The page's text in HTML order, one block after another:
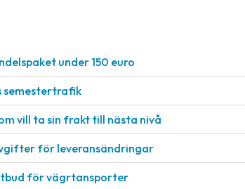
under 150 euro
semestertrafik
vill ta sin frakt till nästa nivå
för leveransändringar
för vägrtansporter